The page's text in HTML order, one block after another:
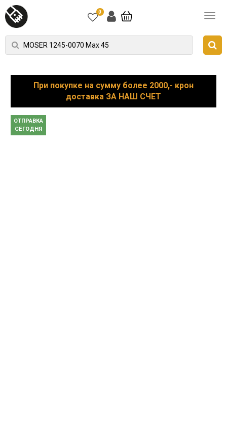
0
При покупке на сумму более 2000,- крон
доставка ЗА НАШ СЧЕТ
ОТПРАВКА
СЕГОДНЯ